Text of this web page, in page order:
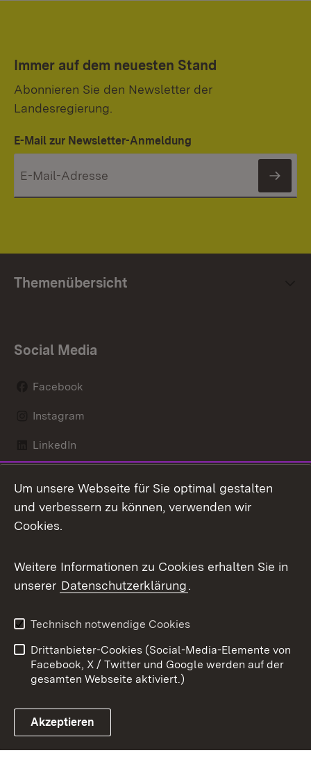
Immer auf dem neuesten Stand
Abonnieren Sie den Newsletter der
Landesregierung.
E-Mail zur Newsletter-Anmeldung
Themenübersicht
Social Media
Facebook
Instagram
LinkedIn
X / Twitter
Youtube
Link zum Landesportal
Kontakt
Datenschutz
Barrierefreiheit
Impressum
Cookies
Um unsere Webseite für Sie optimal gestalten
und verbessern zu können, verwenden wir
Cookies.
Weitere Informationen zu Cookies erhalten Sie in
unserer Datenschutzerklärung.
Technisch notwendige Cookies
Drittanbieter-Cookies (Social-Media-Elemente von
Facebook, X / Twitter und Google werden auf der
gesamten Webseite aktiviert.)
Akzeptieren